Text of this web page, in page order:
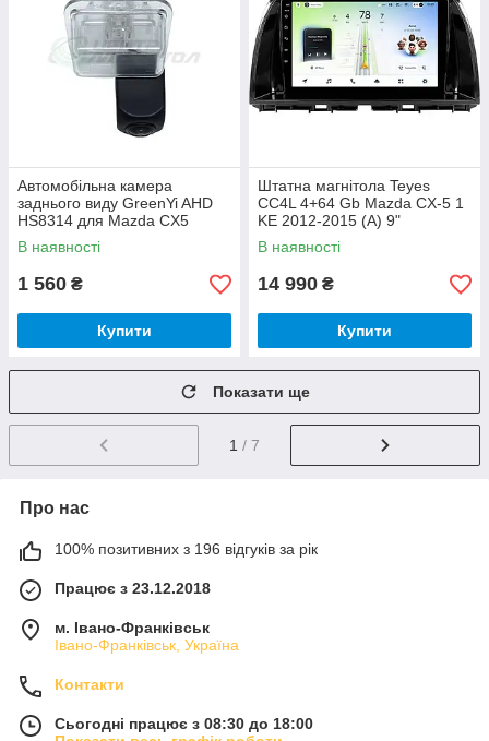
Автомобільна камера
заднього виду GreenYi AHD
HS8314 для Mazda CX5
В наявності
1 560 ₴
Купити
Штатна магнітола Teyes
CC4L 4+64 Gb Mazda CX-5 1
KE 2012-2015 (A) 9"
В наявності
14 990 ₴
Купити
Показати ще
1 / 7
Про нас
100% позитивних з 196 відгуків за рік
Працює з 23.12.2018
м. Івано-Франківськ
Івано-Франківськ, Україна
Контакти
Сьогодні працює з 08:30 до 18:00